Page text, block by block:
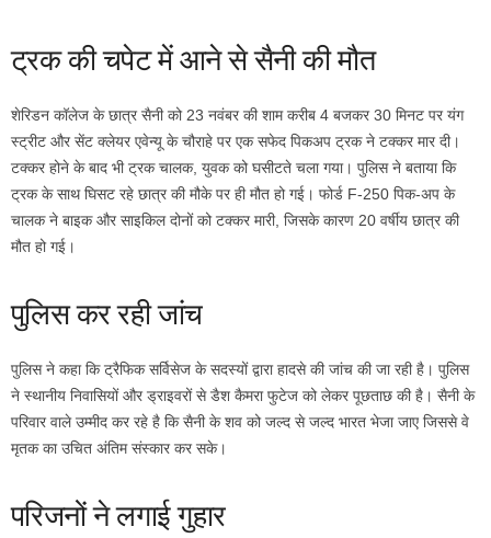
ट्रक की चपेट में आने से सैनी की मौत
शेरिडन कॉलेज के छात्र सैनी को 23 नवंबर की शाम करीब 4 बजकर 30 मिनट पर यंग
स्ट्रीट और सेंट क्लेयर एवेन्यू के चौराहे पर एक सफेद पिकअप ट्रक ने टक्कर मार दी।
टक्कर होने के बाद भी ट्रक चालक, युवक को घसीटते चला गया। पुलिस ने बताया कि
ट्रक के साथ घिसट रहे छात्र की मौके पर ही मौत हो गई। फोर्ड F-250 पिक-अप के
चालक ने बाइक और साइकिल दोनों को टक्कर मारी, जिसके कारण 20 वर्षीय छात्र की
मौत हो गई।
पुलिस कर रही जांच
पुलिस ने कहा कि ट्रैफिक सर्विसेज के सदस्यों द्वारा हादसे की जांच की जा रही है। पुलिस
ने स्थानीय निवासियों और ड्राइवरों से डैश कैमरा फुटेज को लेकर पूछताछ की है। सैनी के
परिवार वाले उम्मीद कर रहे है कि सैनी के शव को जल्द से जल्द भारत भेजा जाए जिससे वे
मृतक का उचित अंतिम संस्कार कर सके।
परिजनों ने लगाई गुहार